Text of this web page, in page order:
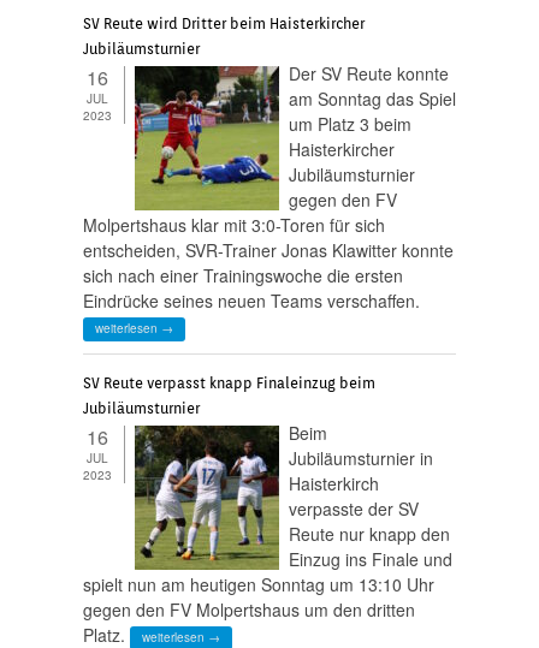
SV Reute wird Dritter beim Haisterkircher
Jubiläumsturnier
16
JUL
2023
Der SV Reute konnte
am Sonntag das Spiel
um Platz 3 beim
Haisterkircher
Jubiläumsturnier
gegen den FV
Molpertshaus klar mit 3:0-Toren für sich
entscheiden, SVR-Trainer Jonas Klawitter konnte
sich nach einer Trainingswoche die ersten
Eindrücke seines neuen Teams verschaffen.
weiterlesen →
SV Reute verpasst knapp Finaleinzug beim
Jubiläumsturnier
16
JUL
2023
Beim
Jubiläumsturnier in
Haisterkirch
verpasste der SV
Reute nur knapp den
Einzug ins Finale und
spielt nun am heutigen Sonntag um 13:10 Uhr
gegen den FV Molpertshaus um den dritten
Platz.
weiterlesen →